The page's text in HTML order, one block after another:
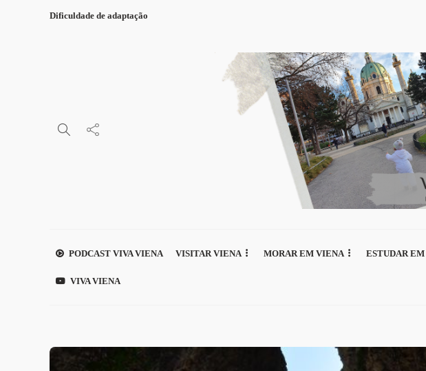
Dificuldade de adaptação
PODCAST VIVA VIENA VISITAR VIENA MORAR EM VIENA ESTUDAR
VIVA VIENA